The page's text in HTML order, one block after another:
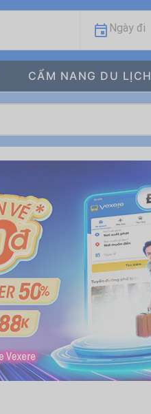
Ngày đi
CẨM NANG DU LỊCH